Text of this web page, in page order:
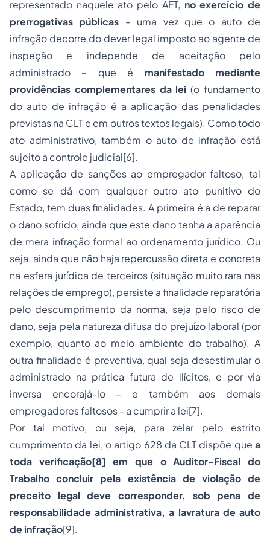
representado naquele ato pelo AFT, no exercício de
prerrogativas públicas – uma vez que o auto de
infração decorre do dever legal imposto ao agente de
inspeção e independe de aceitação pelo
administrado – que é manifestado mediante
providências complementares da lei(o fundamento
do auto de infração é a aplicação das penalidades
previstas na CLT e em outros textos legais). Como todo
ato administrativo, também o auto de infração está
sujeito a controle judicial[6].
A aplicação de sanções ao empregador faltoso, tal
como se dá com qualquer outro ato punitivo do
Estado, tem duas finalidades. A primeira é a de reparar
o dano sofrido, ainda que este dano tenha a aparência
de mera infração formal ao ordenamento jurídico. Ou
seja, ainda que não haja repercussão direta e concreta
na esfera jurídica de terceiros (situação muito rara nas
relações de emprego), persiste a finalidade reparatória
pelo descumprimento da norma, seja pelo risco de
dano, seja pela natureza difusa do prejuízo laboral (por
exemplo, quanto ao meio ambiente do trabalho). A
outra finalidade é preventiva, qual seja desestimular o
administrado na prática futura de ilícitos, e por via
inversa encorajá-lo – e também aos demais
empregadores faltosos - a cumprir a lei[7].
Por tal motivo, ou seja, para zelar pelo estrito
cumprimento da lei, o artigo 628 da CLT dispõe que a
toda verificação[8]em que o Auditor-Fiscal do
Trabalho concluir pela existência de violação de
preceito legal deve corresponder, sob pena de
responsabilidade administrativa, a lavratura de auto
de infração[9].